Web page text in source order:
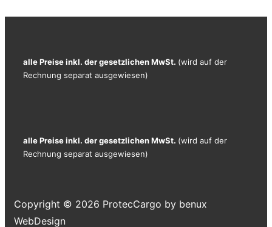
alle Preise inkl. der gesetzlichen MwSt. (wird auf der
Rechnung separat ausgewiesen)
alle Preise inkl. der gesetzlichen MwSt. (wird auf der
Rechnung separat ausgewiesen)
Copyright © 2026 ProtecCargo by benux
WebDesign